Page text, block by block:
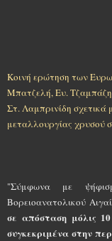
Κοινή ερώτηση των
Μπατζελή, Ευ.
Στ. Λαμπρινίδη σχετικά
μεταλλουργίας χρυσού
"Σύμφωνα με
Βορειοανατολικού
σε απόσταση μόλις
συγκεκριμένα στην